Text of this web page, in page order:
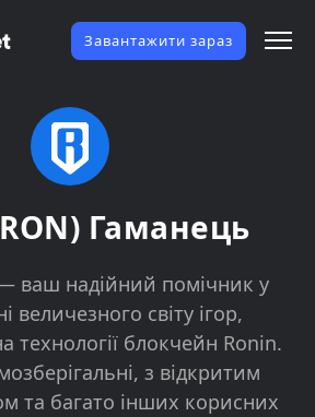
Завантажити зараз
Гаманець
ваш надійний помічник у
величезного світу ігор,
технології блокчейн Ronin.
з відкритим
та багато інших корисних